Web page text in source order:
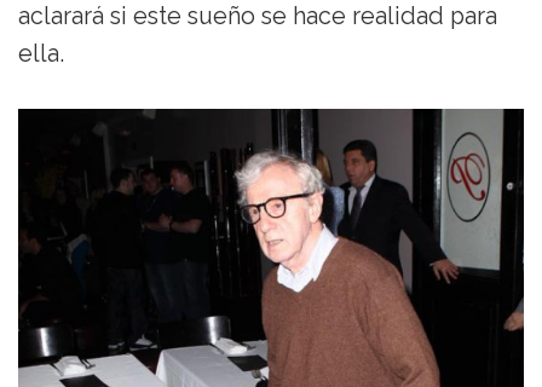
aclarará si este sueño se hace realidad para
ella.